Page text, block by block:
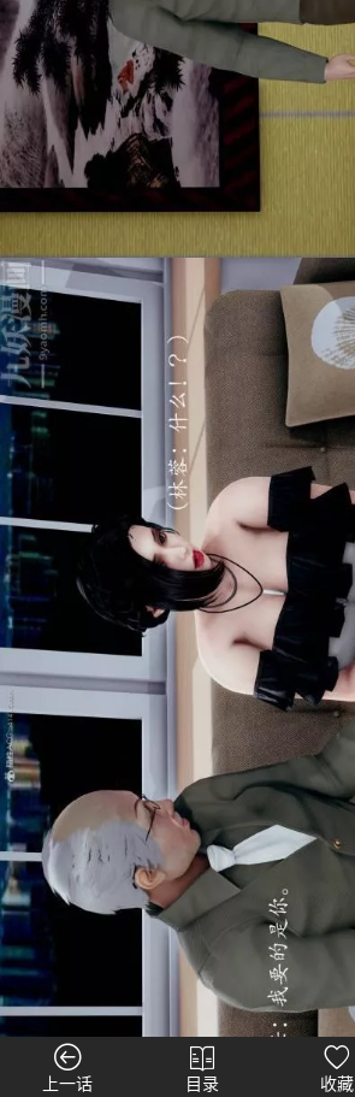
上一话 目录 收藏